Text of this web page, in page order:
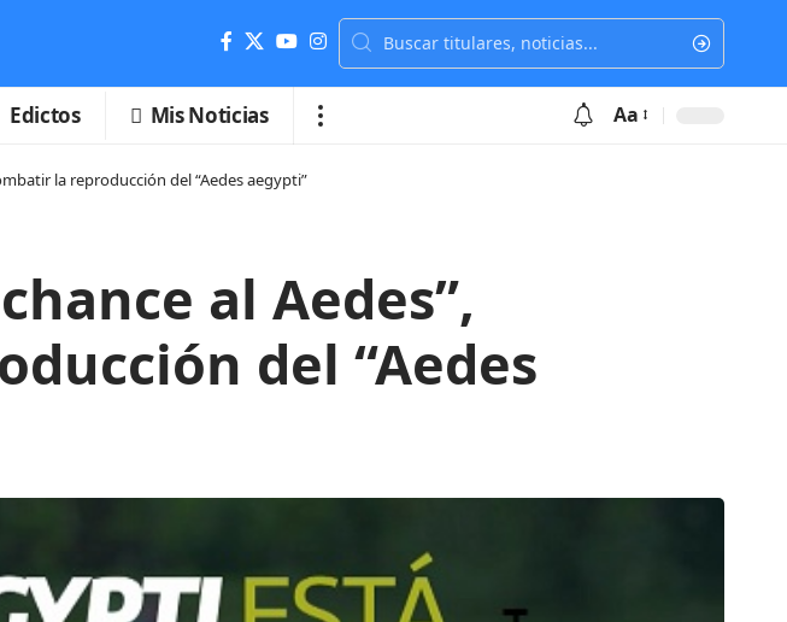
Edictos Mis Noticias Aa
la reproducción del “Aedes aegypti”
al Aedes”,
del “Aedes